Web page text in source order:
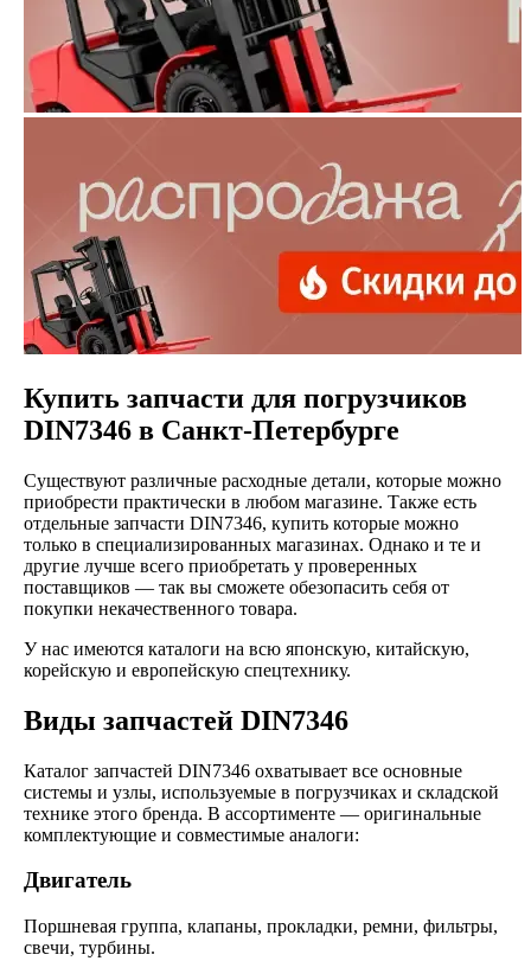
Купить запчасти для погрузчиков
DIN7346 в Санкт-Петербурге
Существуют различные расходные детали, которые можно
приобрести практически в любом магазине. Также есть
отдельные запчасти DIN7346, купить которые можно
только в специализированных магазинах. Однако и те и
другие лучше всего приобретать у проверенных
поставщиков — так вы сможете обезопасить себя от
покупки некачественного товара.
У нас имеются каталоги на всю японскую, китайскую,
корейскую и европейскую спецтехнику.
Виды запчастей DIN7346
Каталог запчастей DIN7346 охватывает все основные
системы и узлы, используемые в погрузчиках и складской
технике этого бренда. В ассортименте — оригинальные
комплектующие и совместимые аналоги:
Двигатель
Поршневая группа, клапаны, прокладки, ремни, фильтры,
свечи, турбины.